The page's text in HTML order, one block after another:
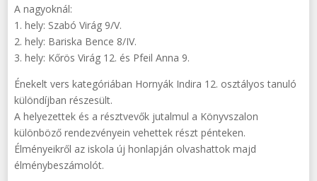
A nagyoknál:
1. hely: Szabó Virág 9/V.
2. hely: Bariska Bence 8/IV.
3. hely: Kőrös Virág 12. és Pfeil Anna 9.
Énekelt vers kategóriában Hornyák Indira 12. osztályos tanuló
különdíjban részesült.
A helyezettek és a résztvevők jutalmul a Könyvszalon
különböző rendezvényein vehettek részt pénteken.
Élményeikről az iskola új honlapján olvashattok majd
élménybeszámolót.